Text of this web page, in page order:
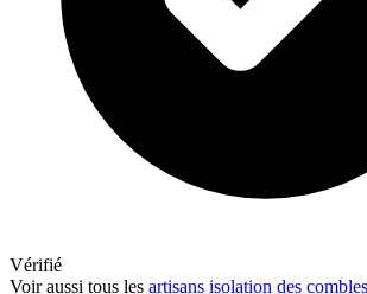
Vérifié
Voir aussi tous les artisans isolation des